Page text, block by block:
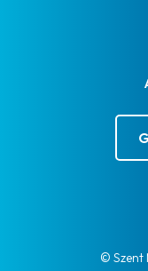
© Szent